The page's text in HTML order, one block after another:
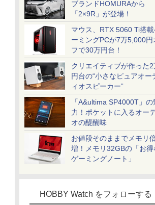
ブランドHOMURAから
「2×9R」が登場！
マウス、RTX 5060 Ti搭
ーミングPCが7万5,000円
フで30万円台！
クリエイティブが作った2
円台の“小さなピュアオー
ィオスピーカー”
「A&ultima SP4000T」の
力！ポケットに入るオー
オの醍醐味
お値段そのままでメモリ
増！メモリ32GBの「お得
ゲーミングノート」
HOBBY Watch をフォローする